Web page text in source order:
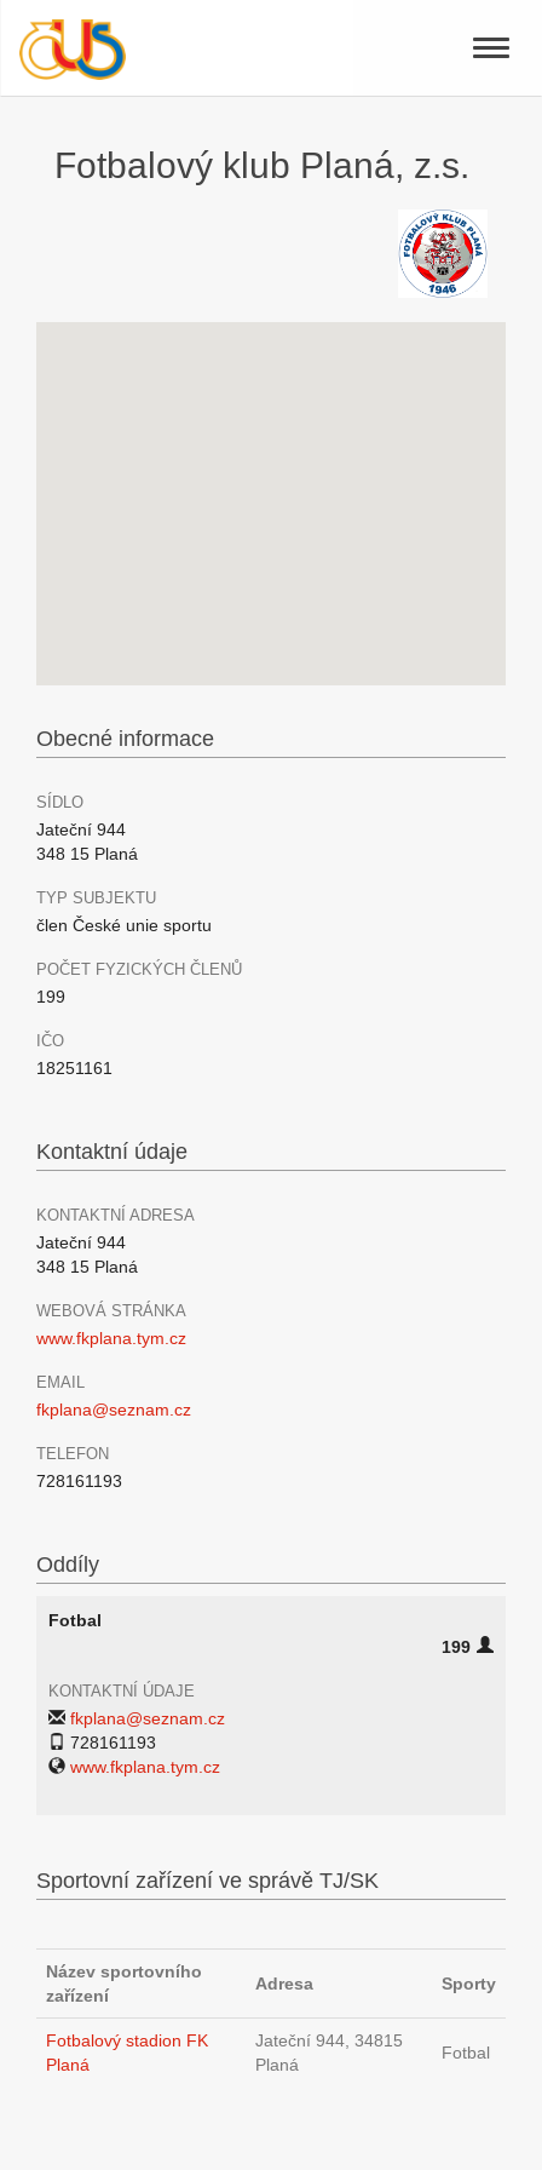
Toggle
Fotbalový klub Planá, z.s.
Obecné informace
SÍDLO
Jateční 944
348 15 Planá
TYP SUBJEKTU
člen České unie sportu
POČET FYZICKÝCH ČLENŮ
199
IČO
18251161
Kontaktní údaje
KONTAKTNÍ ADRESA
Jateční 944
348 15 Planá
WEBOVÁ STRÁNKA
www.fkplana.tym.cz
EMAIL
fkplana@seznam.cz
TELEFON
728161193
Oddíly
Fotbal
199
KONTAKTNÍ ÚDAJE
fkplana@seznam.cz
728161193
www.fkplana.tym.cz
Sportovní zařízení ve správě TJ/SK
Název sportovního
zařízení
Adresa Sporty
Fotbalový stadion FK
Planá
Jateční 944, 34815
Planá
Fotbal